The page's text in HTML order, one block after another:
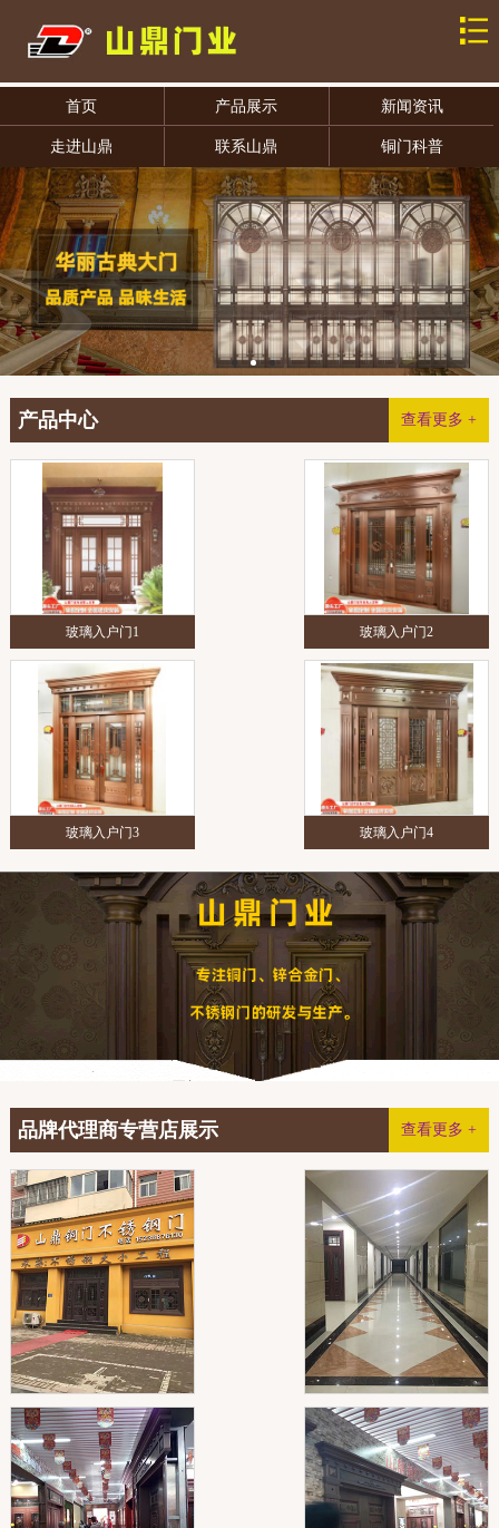
首页 产品展示 新闻资讯
走进山鼎 联系山鼎 铜门科普
查看更多 +
产品中心
玻璃入户门1 玻璃入户门2
玻璃入户门3 玻璃入户门4
查看更多 +
品牌代理商专营店展示